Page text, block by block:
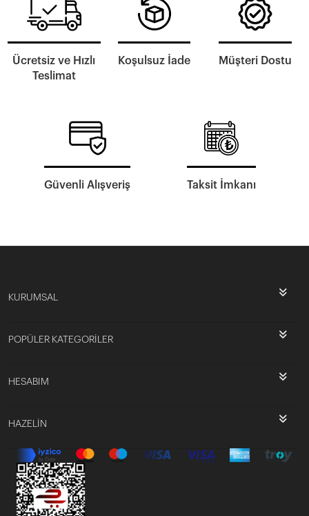
Ücretsiz ve Hızlı
Teslimat
Koşulsuz İade Müşteri Dostu
Güvenli Alışveriş Taksit İmkanı
KURUMSAL
POPÜLER KATEGORİLER
HESABIM
HAZELİN